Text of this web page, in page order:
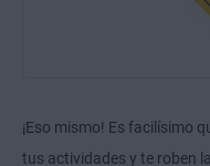
¡Eso mismo! Es facilísimo
tus actividades y te roben